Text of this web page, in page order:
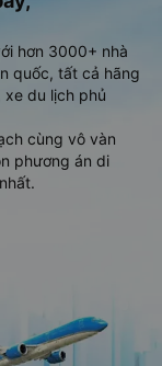
hơn 3000+ nhà
quốc, tất cả hãng
du lịch phủ
cùng vô vàn
phương án di